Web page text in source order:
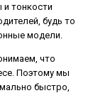
тонкости
будь то
модели.
что
Поэтому мы
быстро,